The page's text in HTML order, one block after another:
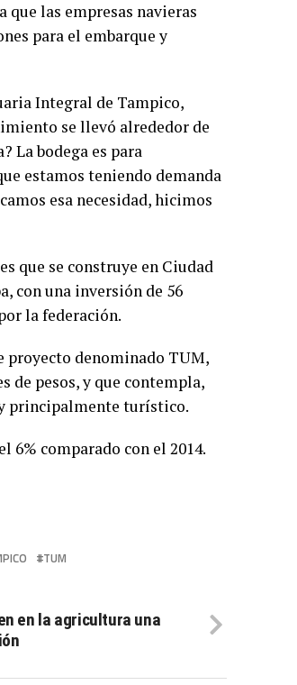
que las empresas navieras
para el embarque y
Integral de Tampico,
se llevó alrededor de
La bodega es para
estamos teniendo demanda
esa necesidad, hicimos
que se construye en Ciudad
con una inversión de 56
la federación.
proyecto denominado TUM,
de pesos, y que contempla,
principalmente turístico.
comparado con el 2014.
TUM
en la agricultura una